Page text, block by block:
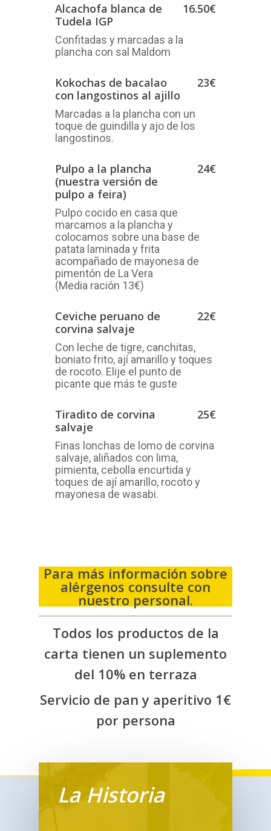
Alcachofa blanca de
Tudela IGP
16.50€
Confitadas y marcadas a la
plancha con sal Maldom
Kokochas de bacalao
con langostinos al ajillo
23€
Marcadas a la plancha con un
toque de guindilla y ajo de los
langostinos.
Pulpo a la plancha
(nuestra versión de
pulpo a feira)
24€
Pulpo cocido en casa que
marcamos a la plancha y
colocamos sobre una base de
patata laminada y frita
acompañado de mayonesa de
pimentón de La Vera
(Media ración 13€)
Ceviche peruano de
corvina salvaje
22€
Con leche de tigre, canchitas,
boniato frito, ají amarillo y toques
de rocoto. Elije el punto de
picante que más te guste
Tiradito de corvina
salvaje
25€
Finas lonchas de lomo de corvina
salvaje, aliñados con lima,
pimienta, cebolla encurtida y
toques de ají amarillo, rocoto y
mayonesa de wasabi.
Para más información sobre
alérgenos consulte con
nuestro personal.
Todos los productos de la
carta tienen un suplemento
del 10% en terraza
Servicio de pan y aperitivo 1€
por persona
La Historia